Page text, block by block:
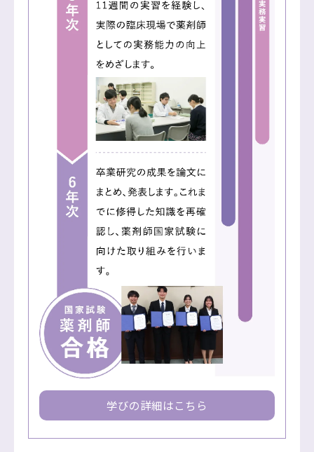
学びの詳細はこちら